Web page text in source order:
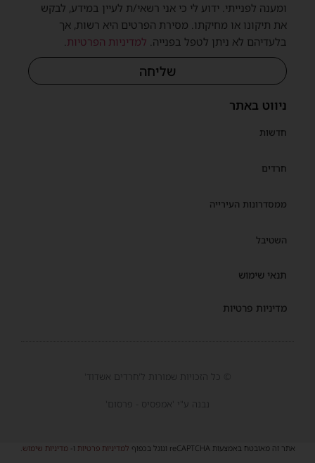
ניווט באתר
חדשות
חרדים
ממסדרונות העירייה
השטיבל
תנאי שימוש
מדיניות פרטיות
ומענה לפנייתי. ידוע לי כי אני רשאי/ת לעיין במידע, לבקש
את תיקונו או מחיקתו. מסירת הפרטים היא רשות, אך
בלעדיהם לא ניתן לטפל בפנייה. למדיניות הפרטיות.
שליחה
© כל הזכויות שמורות ל'חרדים אשדוד'
נבנה ע"י 'אמפסיס - פרסום'
אתר זה מאובטח באמצעות reCAPTCHA וגוגל בכפוף למדיניות פרטיות ו-מדיניות שימוש.